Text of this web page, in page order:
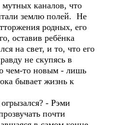
каналов, что
землю полей. Не
родных, его
оставив ребёнка
на свет, и то, что его
не скупясь в
чем-то новым - лишь
бывает жизнь к
- Рэми
почти